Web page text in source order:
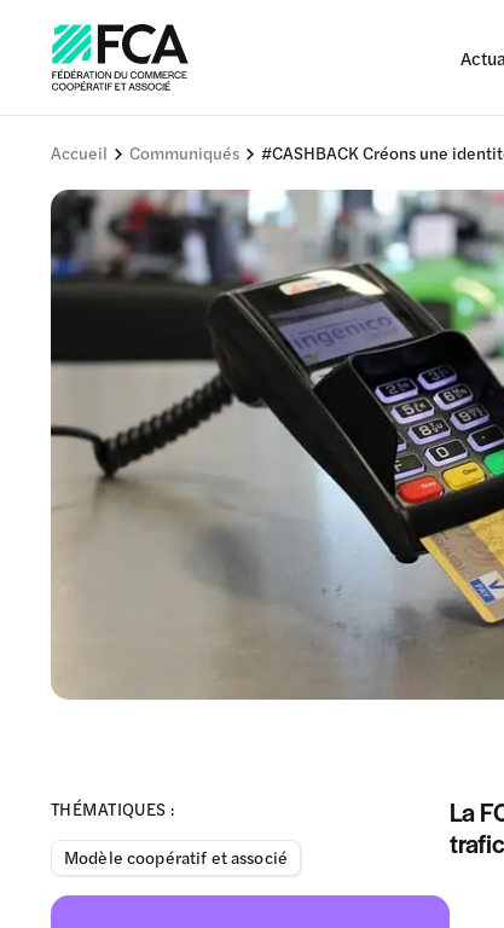
Accueil Communiqués #CASHBACK Créons une
THÉMATIQUES :
Modèle coopératif et associé
La